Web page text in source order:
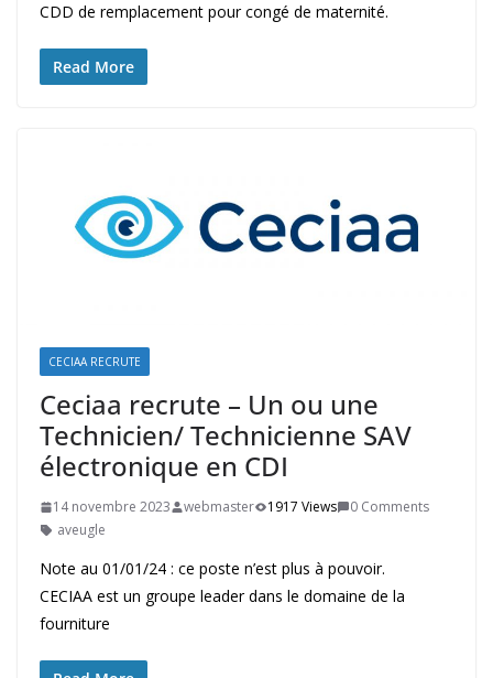
CDD de remplacement pour congé de maternité.
Read More
CECIAA RECRUTE
Ceciaa recrute – Un ou une
Technicien/ Technicienne SAV
électronique en CDI
14 novembre 2023 webmaster 1917 Views
0 Comments
aveugle
Note au 01/01/24 : ce poste n’est plus à pouvoir.
CECIAA est un groupe leader dans le domaine de la
fourniture